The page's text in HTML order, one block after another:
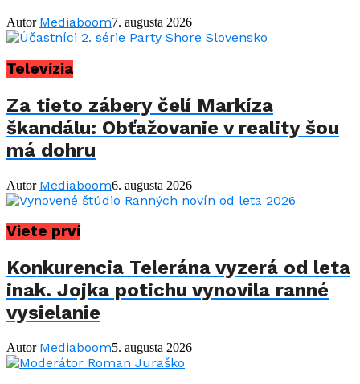
Autor Mediaboom7. augusta 2026
Televízia
Za tieto zábery čelí Markíza
škandálu: Obťažovanie v reality šou
má dohru
Autor Mediaboom6. augusta 2026
Viete prví
Konkurencia Telerána vyzerá od leta
inak. Jojka potichu vynovila ranné
vysielanie
Autor Mediaboom5. augusta 2026